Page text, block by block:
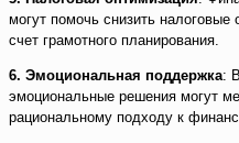
могут помочь снизить налоговые
счет грамотного планирования.
6. Эмоциональная поддержка:
эмоциональные решения могут
рациональному подходу к